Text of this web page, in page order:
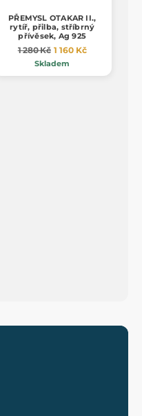
PŘEMYSL OTAKAR II.,
rytíř, přilba, stříbrný
přívěsek, Ag 925
1 280 Kč 1 160 Kč
Skladem